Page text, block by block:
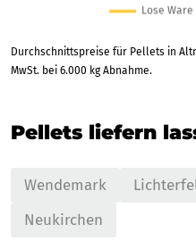
Durchschnittspreise für Pellets in
MwSt. bei 6.000 kg Abnahme.
Pellets liefern
Wendemark
Neukirchen